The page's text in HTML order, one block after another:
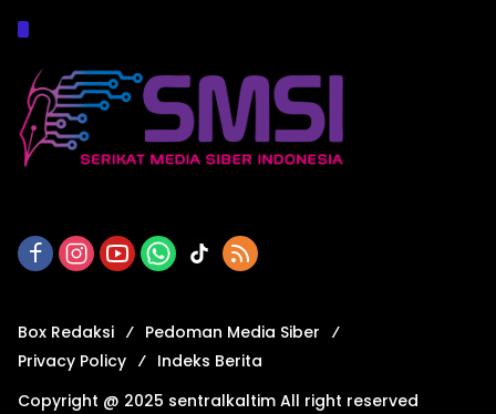
Box Redaksi
Pedoman Media Siber
Privacy Policy
Indeks Berita
Copyright @ 2025 sentralkaltim All right reserved